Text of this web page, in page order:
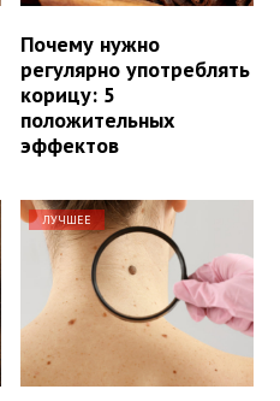
Почему нужно
регулярно употреблять
корицу: 5
положительных
эффектов
ЛУЧШЕЕ